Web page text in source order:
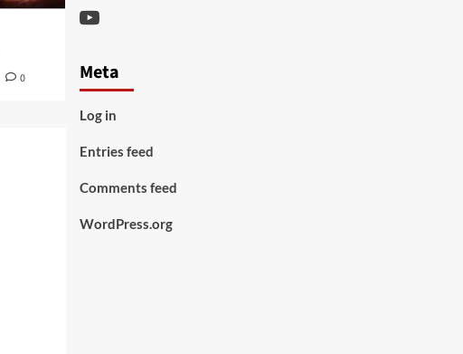
0
Youtube
Meta
Log in
Entries feed
Comments feed
WordPress.org